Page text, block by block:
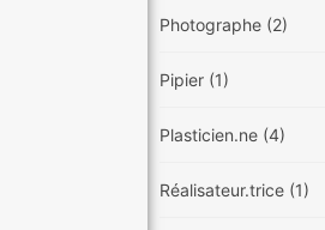
Photographe (2)
Pipier (1)
Plasticien.ne (4)
Réalisateur.trice (1)